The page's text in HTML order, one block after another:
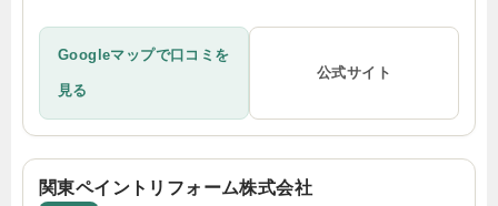
Googleマップで口コミを
見る
公式サイト
関東ペイントリフォーム株式会社